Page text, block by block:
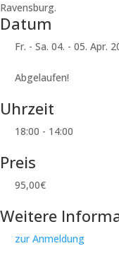
Ravensburg.
Datum
Fr. - Sa. 04. - 05. Apr.
Abgelaufen!
Uhrzeit
18:00 - 14:00
Preis
95,00€
Weitere
zur Anmeldung